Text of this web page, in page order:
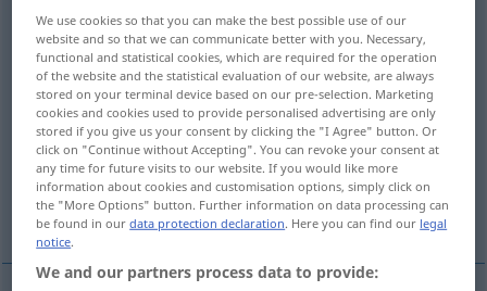
zusammenweben, flechten, verwirken
einweben, -flechten, verweben, -flechten
bilden, ersinnen, erfinden, entwerfen
im Zickzack gehen, hin- hergehen
We use cookies so that you can make the best possible use of our
website and so that we can communicate better with you. Necessary,
functional and statistical cookies, which are required for the operation
of the website and the statistical evaluation of our website, are always
stored on your terminal device based on our pre-selection. Marketing
cookies and cookies used to provide personalised advertising are only
stored if you give us your consent by clicking the "I Agree" button. Or
click on "Continue without Accepting". You can revoke your consent at
any time for future visits to our website. If you would like more
information about cookies and customisation options, simply click on
the "More Options" button. Further information on data processing can
be found in ourdata protection declaration. Here you can find our legal
notice.
We and our partners process data to provide: